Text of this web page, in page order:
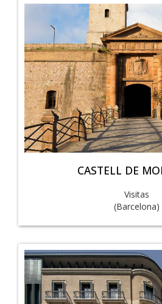
CASTELL DE
Visitas
(Barcelona)